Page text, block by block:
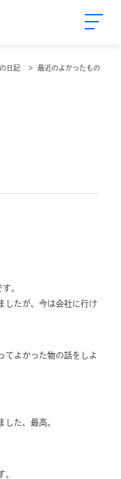
日記 最近のよかったもの
。
したが、今は会社に行け
てよかった物の話をしよ
た、最高。
。